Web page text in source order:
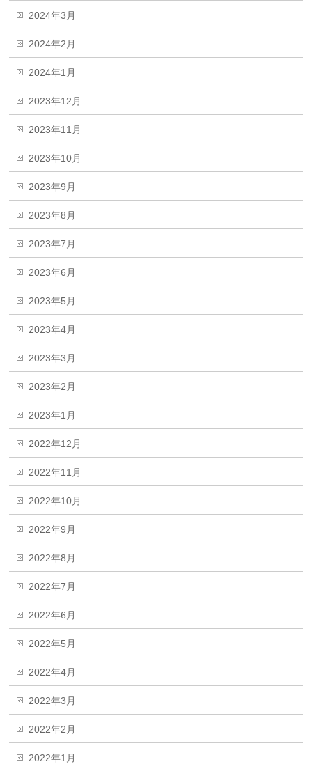
2024年3月
2024年2月
2024年1月
2023年12月
2023年11月
2023年10月
2023年9月
2023年8月
2023年7月
2023年6月
2023年5月
2023年4月
2023年3月
2023年2月
2023年1月
2022年12月
2022年11月
2022年10月
2022年9月
2022年8月
2022年7月
2022年6月
2022年5月
2022年4月
2022年3月
2022年2月
2022年1月